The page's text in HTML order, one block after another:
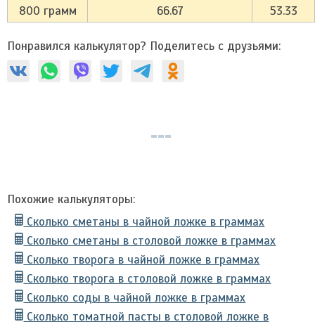
800 грамм
66.67 53.33
Понравился калькулятор? Поделитесь с друзьями:
Похожие калькуляторы:
Сколько сметаны в чайной ложке в граммах
Сколько сметаны в столовой ложке в граммах
Сколько творога в чайной ложке в граммах
Сколько творога в столовой ложке в граммах
Сколько соды в чайной ложке в граммах
Сколько томатной пасты в столовой ложке в